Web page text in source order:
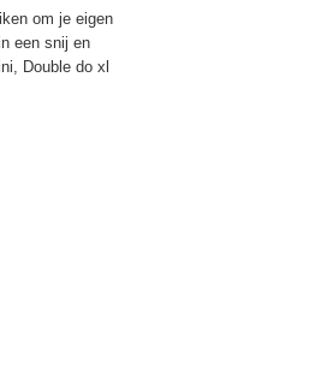
om je eigen
een snij en
Double do xl